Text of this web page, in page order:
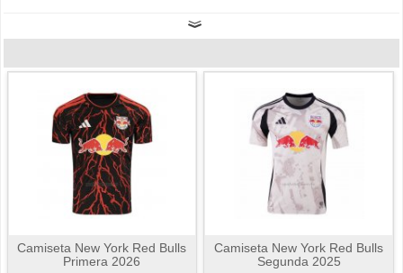
Camiseta New York Red Bulls
Primera 2026
Camiseta New York Red Bulls
Segunda 2025